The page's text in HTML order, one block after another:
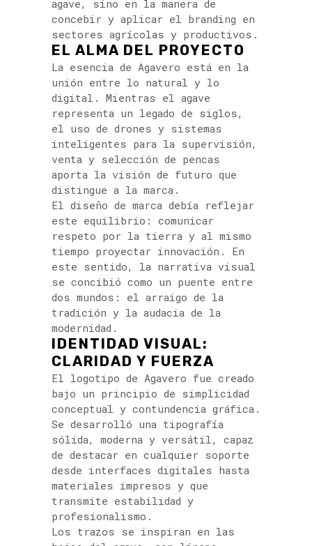
agave, sino en la manera de
concebir y aplicar el branding en
sectores agrícolas y productivos.
EL ALMA DEL PROYECTO
La esencia de Agavero está en la
unión entre lo natural y lo
digital. Mientras el agave
representa un legado de siglos,
el uso de drones y sistemas
inteligentes para la supervisión,
venta y selección de pencas
aporta la visión de futuro que
distingue a la marca.
El diseño de marca debía reflejar
este equilibrio: comunicar
respeto por la tierra y al mismo
tiempo proyectar innovación. En
este sentido, la narrativa visual
se concibió como un puente entre
dos mundos: el arraigo de la
tradición y la audacia de la
modernidad.
IDENTIDAD VISUAL:
CLARIDAD Y FUERZA
El logotipo de Agavero fue creado
bajo un principio de simplicidad
conceptual y contundencia gráfica.
Se desarrolló una tipografía
sólida, moderna y versátil, capaz
de destacar en cualquier soporte
desde interfaces digitales hasta
materiales impresos y que
transmite estabilidad y
profesionalismo.
Los trazos se inspiran en las